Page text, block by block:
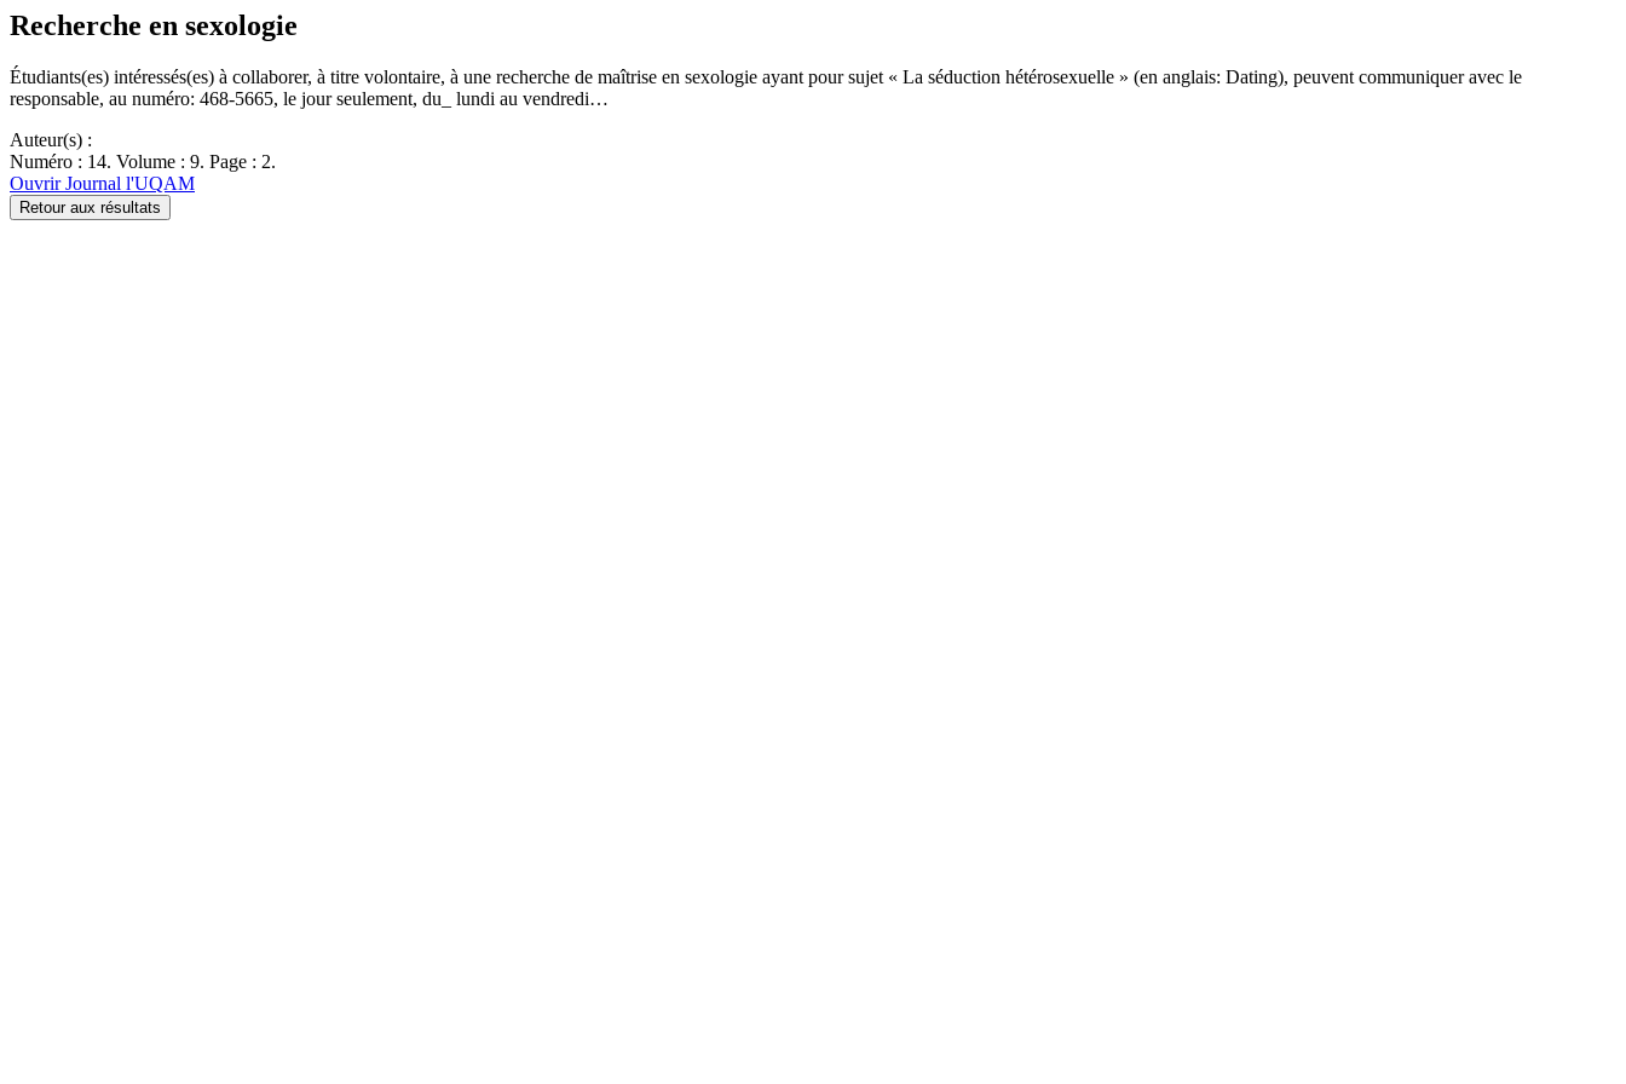
Recherche en sexologie
Étudiants(es) intéressés(es) à collaborer, à titre volontaire, à une recherche de maîtrise en sexologie ayant pour sujet « La séduction hétérosexuelle » (en anglais: Dating), peuvent communiquer avec le
responsable, au numéro: 468-5665, le jour seulement, du_ lundi au vendredi…
Auteur(s) :
Numéro : 14. Volume : 9. Page : 2.
Ouvrir Journal l'UQAM
Retour aux résultats